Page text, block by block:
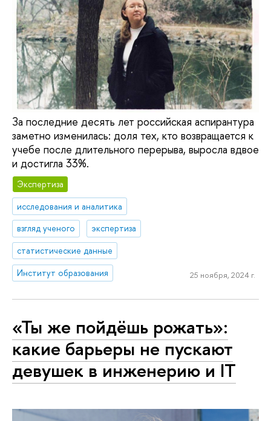
За последние десять лет российская аспирантура
заметно изменилась: доля тех, кто возвращается к
учебе после длительного перерыва, выросла вдвое
и достигла 33%.
Экспертиза
исследования и аналитика
взгляд ученого
экспертиза
статистические данные
Институт образования
25 ноября, 2024 г.
«Ты же пойдёшь рожать»:
какие барьеры не пускают
девушек в инженерию и IT